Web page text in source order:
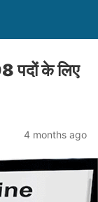
पदों के लिए
4 months ago